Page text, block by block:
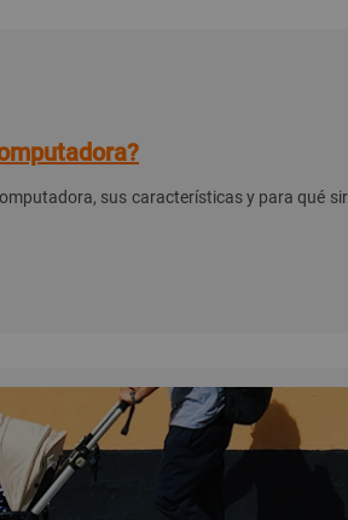
sus características y para qué